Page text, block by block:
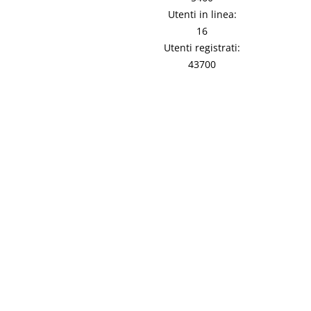
Utenti in linea:
16
Utenti registrati:
43700